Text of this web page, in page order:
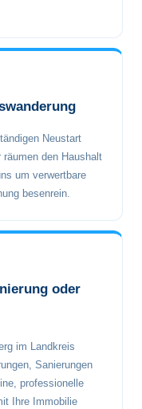
Neustart
den Haushalt
um verwertbare
besenrein.
oder
im Landkreis
Sanierungen
professionelle
Ihre Immobilie